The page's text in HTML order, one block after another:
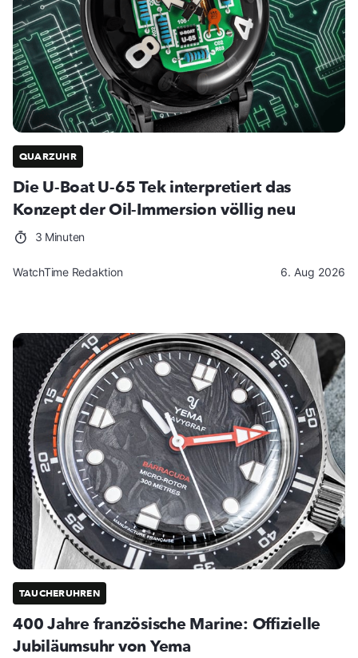
QUARZUHR
Die U-Boat U-65 Tek interpretiert das
Konzept der Oil-Immersion völlig neu
3 Minuten
WatchTime Redaktion 6. Aug 2026
TAUCHERUHREN
400 Jahre französische Marine: Offizielle
Jubiläumsuhr von Yema